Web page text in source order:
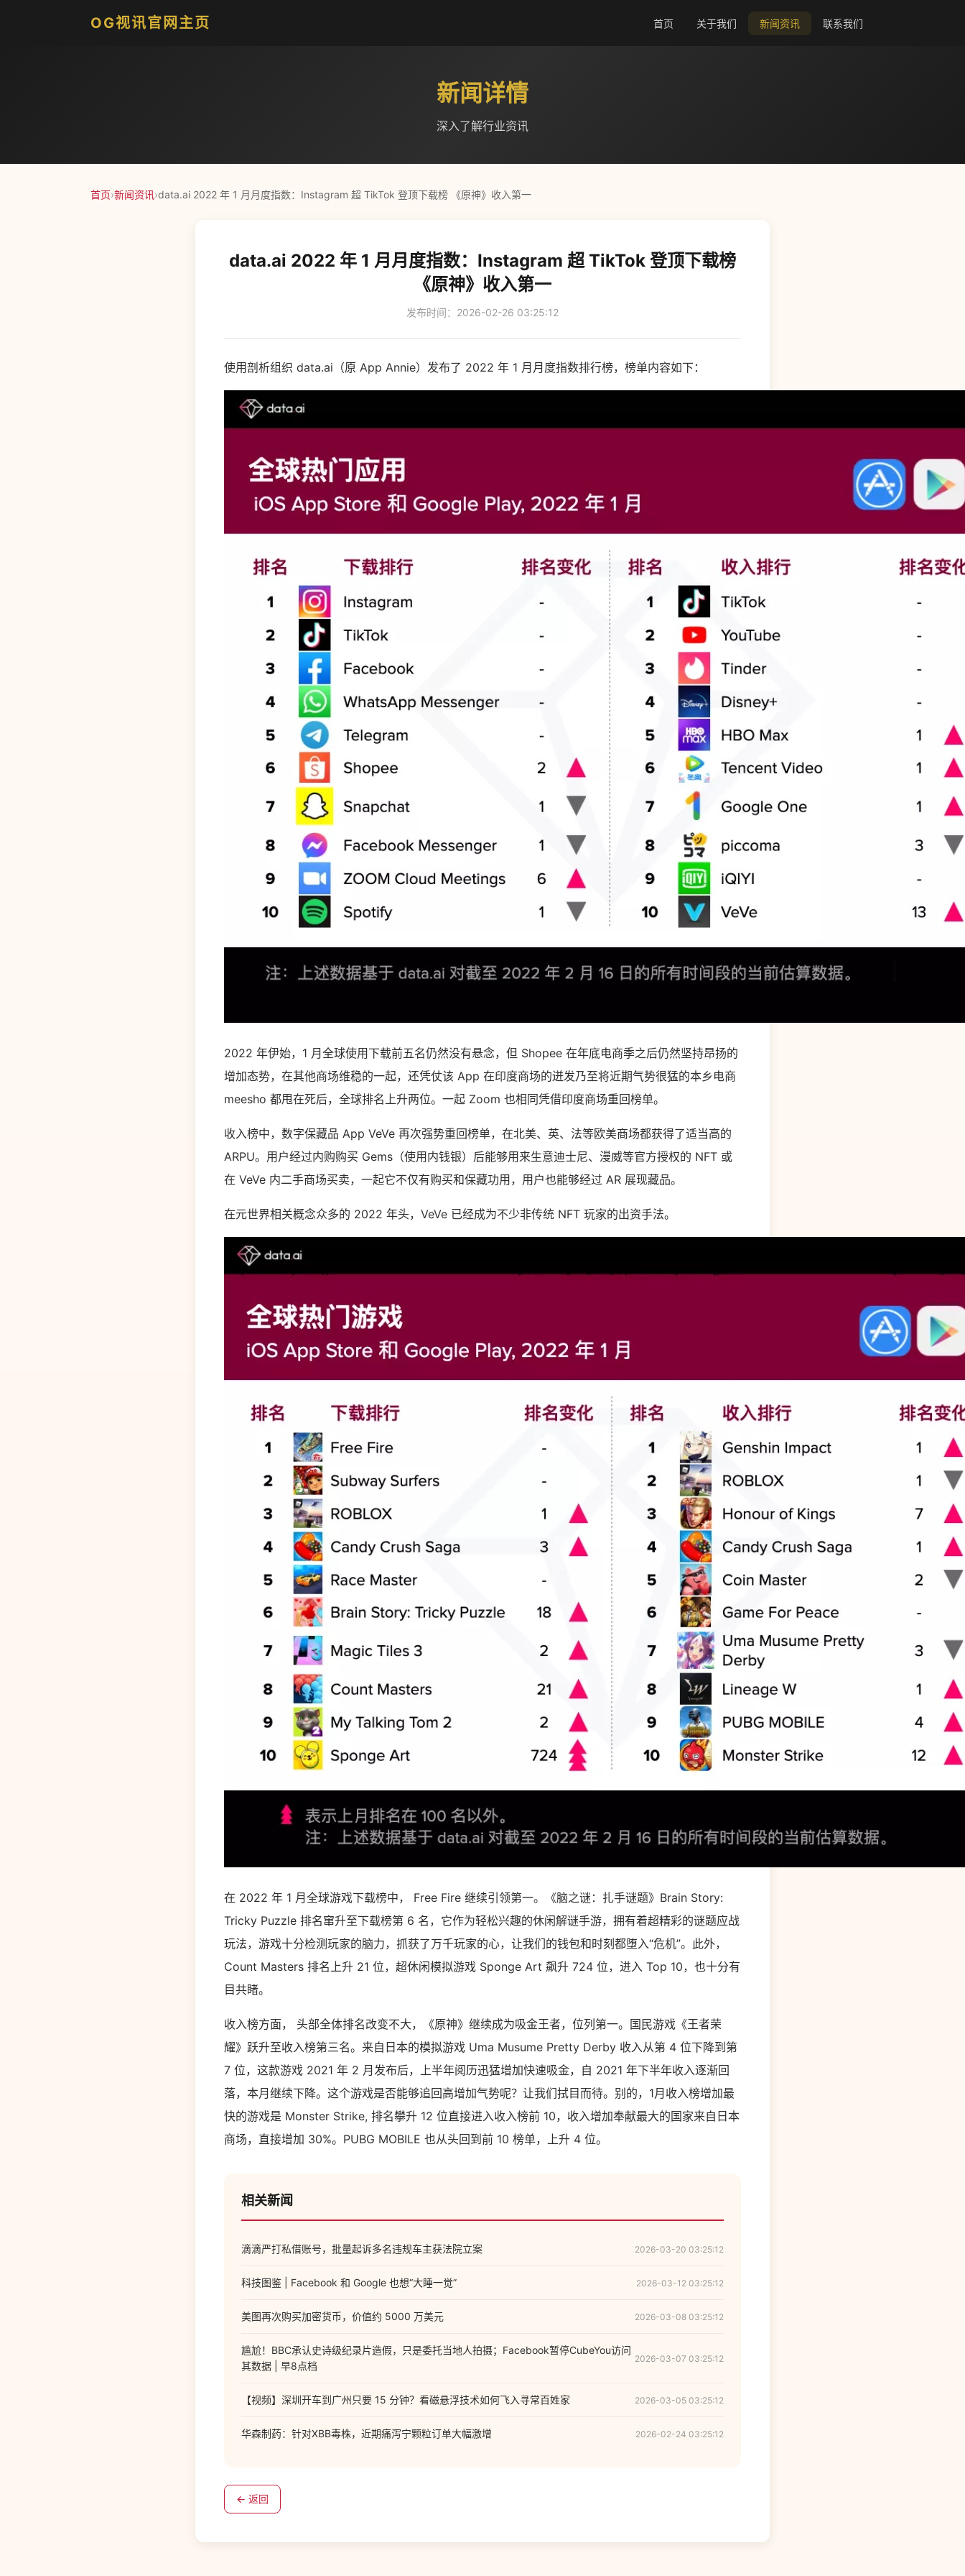
OG视讯官网主页 首页 关于我们 新闻资讯 联系我们
新闻详情
深入了解行业资讯
首页›新闻资讯›data.ai 2022 年 1 月月度指数：Instagram 超 TikTok 登顶下载榜 《原神》收入第一
data.ai 2022 年 1 月月度指数：Instagram 超 TikTok 登顶下载榜
《原神》收入第一
发布时间：2026-02-26 03:25:12
使用剖析组织 data.ai（原 App Annie）发布了 2022 年 1 月月度指数排行榜，榜单内容如下：
2022 年伊始，1 月全球使用下载前五名仍然没有悬念，但 Shopee 在年底电商季之后仍然坚持昂扬的
增加态势，在其他商场维稳的一起，还凭仗该 App 在印度商场的迸发乃至将近期气势很猛的本乡电商
meesho 都甩在死后，全球排名上升两位。一起 Zoom 也相同凭借印度商场重回榜单。
收入榜中，数字保藏品 App VeVe 再次强势重回榜单，在北美、英、法等欧美商场都获得了适当高的
ARPU。用户经过内购购买 Gems（使用内钱银）后能够用来生意迪士尼、漫威等官方授权的 NFT 或
在 VeVe 内二手商场买卖，一起它不仅有购买和保藏功用，用户也能够经过 AR 展现藏品。
在元世界相关概念众多的 2022 年头，VeVe 已经成为不少非传统 NFT 玩家的出资手法。
在 2022 年 1 月全球游戏下载榜中， Free Fire 继续引领第一。《脑之谜：扎手谜题》Brain Story:
Tricky Puzzle 排名窜升至下载榜第 6 名，它作为轻松兴趣的休闲解谜手游，拥有着超精彩的谜题应战
玩法，游戏十分检测玩家的脑力，抓获了万千玩家的心，让我们的钱包和时刻都堕入“危机”。此外，
Count Masters 排名上升 21 位，超休闲模拟游戏 Sponge Art 飙升 724 位，进入 Top 10，也十分有
目共睹。
收入榜方面， 头部全体排名改变不大，《原神》继续成为吸金王者，位列第一。国民游戏《王者荣
耀》跃升至收入榜第三名。来自日本的模拟游戏 Uma Musume Pretty Derby 收入从第 4 位下降到第
7 位，这款游戏 2021 年 2 月发布后，上半年阅历迅猛增加快速吸金，自 2021 年下半年收入逐渐回
落，本月继续下降。这个游戏是否能够追回高增加气势呢？让我们拭目而待。别的，1月收入榜增加最
快的游戏是 Monster Strike, 排名攀升 12 位直接进入收入榜前 10，收入增加奉献最大的国家来自日本
商场，直接增加 30%。PUBG MOBILE 也从头回到前 10 榜单，上升 4 位。
相关新闻
滴滴严打私借账号，批量起诉多名违规车主获法院立案 2026-03-20 03:25:12
科技图鉴 | Facebook 和 Google 也想“大睡一觉” 2026-03-12 03:25:12
美图再次购买加密货币，价值约 5000 万美元 2026-03-08 03:25:12
尴尬！BBC承认史诗级纪录片造假，只是委托当地人拍摄；Facebook暂停CubeYou访问
其数据 | 早8点档
2026-03-07 03:25:12
【视频】深圳开车到广州只要 15 分钟？看磁悬浮技术如何飞入寻常百姓家 2026-03-05 03:25:12
华森制药：针对XBB毒株，近期痛泻宁颗粒订单大幅激增 2026-02-24 03:25:12
← 返回